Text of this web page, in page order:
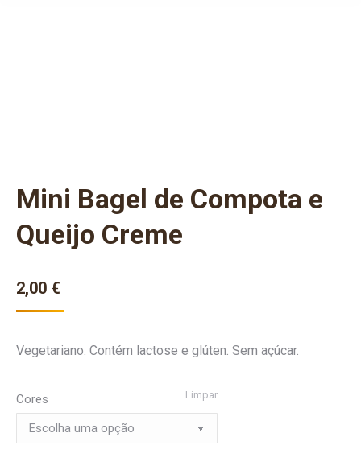
Mini Bagel de Compota e
Queijo Creme
2,00 €
Vegetariano. Contém lactose e glúten. Sem açúcar.
Cores Limpar